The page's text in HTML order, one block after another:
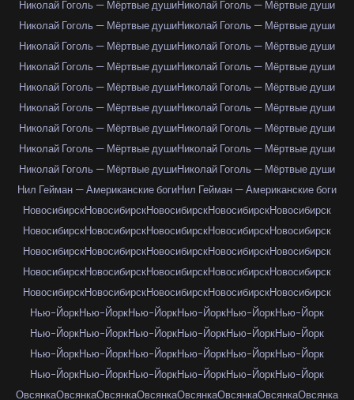
Николай Гоголь — Мёртвые душиНиколай Гоголь — Мёртвые души
Николай Гоголь — Мёртвые душиНиколай Гоголь — Мёртвые души
Николай Гоголь — Мёртвые душиНиколай Гоголь — Мёртвые души
Николай Гоголь — Мёртвые душиНиколай Гоголь — Мёртвые души
Николай Гоголь — Мёртвые душиНиколай Гоголь — Мёртвые души
Николай Гоголь — Мёртвые душиНиколай Гоголь — Мёртвые души
Николай Гоголь — Мёртвые душиНиколай Гоголь — Мёртвые души
Николай Гоголь — Мёртвые душиНиколай Гоголь — Мёртвые души
Николай Гоголь — Мёртвые душиНиколай Гоголь — Мёртвые души
Нил Гейман — Американские богиНил Гейман — Американские боги
НовосибирскНовосибирскНовосибирскНовосибирскНовосибирск
НовосибирскНовосибирскНовосибирскНовосибирскНовосибирск
НовосибирскНовосибирскНовосибирскНовосибирскНовосибирск
НовосибирскНовосибирскНовосибирскНовосибирскНовосибирск
НовосибирскНовосибирскНовосибирскНовосибирскНовосибирск
Нью-ЙоркНью-ЙоркНью-ЙоркНью-ЙоркНью-ЙоркНью-Йорк
Нью-ЙоркНью-ЙоркНью-ЙоркНью-ЙоркНью-ЙоркНью-Йорк
Нью-ЙоркНью-ЙоркНью-ЙоркНью-ЙоркНью-ЙоркНью-Йорк
Нью-ЙоркНью-ЙоркНью-ЙоркНью-ЙоркНью-ЙоркНью-Йорк
ОвсянкаОвсянкаОвсянкаОвсянкаОвсянкаОвсянкаОвсянкаОвсянка